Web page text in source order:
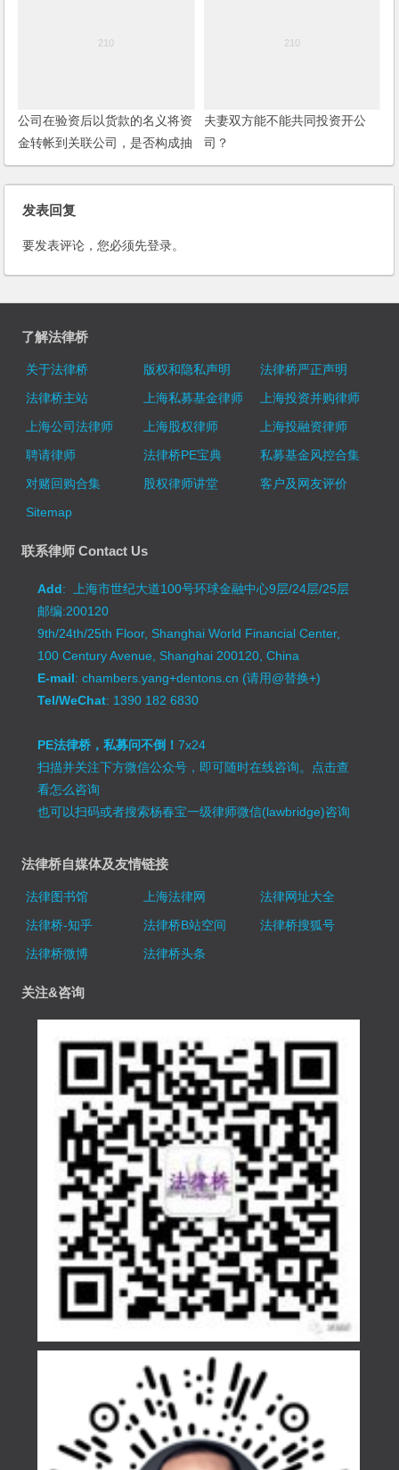
公司在验资后以货款的名义将资
金转帐到关联公司，是否构成抽
逃注册资本罪？
夫妻双方能不能共同投资开公
司？
发表回复
要发表评论，您必须先登录。
了解法律桥
关于法律桥 版权和隐私声明
法律桥严正声明
法律桥主站
上海私募基金律师
上海投资并购律师
上海公司法律师
上海股权律师
上海投融资律师
聘请律师
法律桥PE宝典
私募基金风控合集
对赌回购合集
股权律师讲堂
客户及网友评价
Sitemap
联系律师 Contact Us
Add: 上海市世纪大道100号环球金融中心9层/24层/25层
邮编:200120
9th/24th/25th Floor, Shanghai World Financial Center,
100 Century Avenue, Shanghai 200120, China
E-mail: chambers.yang+dentons.cn (请用@替换+)
Tel/WeChat: 1390 182 6830
PE法律桥，私募问不倒！7x24
扫描并关注下方微信公众号，即可随时在线咨询。 点击查
看怎么咨询
也可以扫码或者搜索杨春宝一级律师微信(lawbridge)咨询
法律桥自媒体及友情链接
法律图书馆 上海法律网
法律网址大全
法律桥-知乎
法律桥B站空间
法律桥搜狐号
法律桥微博
法律桥头条
关注&咨询